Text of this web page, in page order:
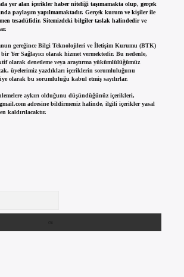
yer alan içerikler haber niteliği taşımamakta olup, gerçek
paylaşım yapılmamaktadır. Gerçek kurum ve kişiler ile
tesadüfidir. Sitemizdeki bilgiler taslak halindedir ve
gereğince Bilgi Teknolojileri ve İletişim Kurumu (BTK)
Yer Sağlayıcı olarak hizmet vermektedir. Bu nedenle,
olarak denetleme veya araştırma yükümlülüğümüz
üyelerimiz yazdıkları içeriklerin sorumluluğunu
olarak bu sorumluluğu kabul etmiş sayılırlar.
aykırı olduğunu düşündüğünüz içerikleri,
adresine bildirmeniz halinde, ilgili içerikler yasal
kaldırılacaktır.